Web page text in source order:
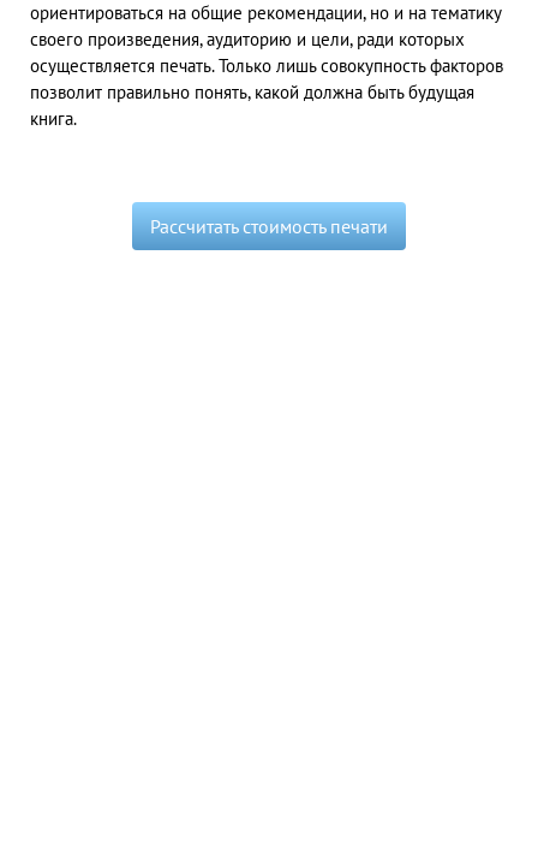
ориентироваться на общие рекомендации, но и на тематику
своего произведения, аудиторию и цели, ради которых
осуществляется печать. Только лишь совокупность факторов
позволит правильно понять, какой должна быть будущая
книга.
Рассчитать стоимость печати